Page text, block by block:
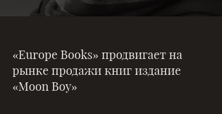
«Europe Books» продвигает на
рынке продажи книг издание
«Moon Boy»